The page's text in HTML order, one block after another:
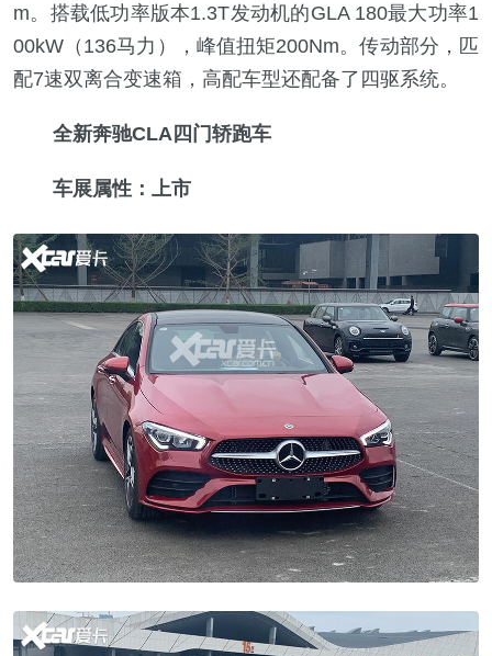
m。搭载低功率版本1.3T发动机的GLA 180最大功率1
00kW（136马力），峰值扭矩200Nm。传动部分，匹
配7速双离合变速箱，高配车型还配备了四驱系统。
全新奔驰CLA四门轿跑车
车展属性：上市